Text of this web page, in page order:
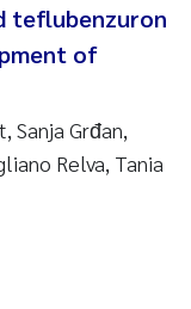
teflubenzuron
of
Sanja Grđan,
Relva, Tania